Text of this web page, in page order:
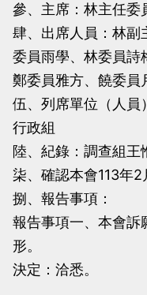
參、主席：林主任委
肆、出席人員：林副
委員雨學、林委員詩
鄭委員雅方、饒委員
伍、列席單位（人員
行政組
陸、紀錄：調查組王
柒、確認本會113年2
捌、報告事項：
報告事項一、本會訴
形。
決定：洽悉。